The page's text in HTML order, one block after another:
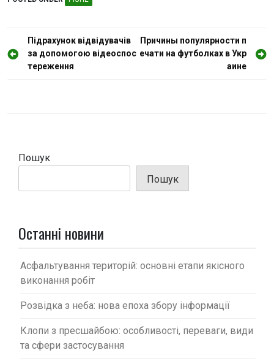
Н
а
Підрахунок відвідувачів
за допомогою відеоспос
тереження
Причины популярности п
ечати на футболках в Укр
аине
Пошук
Пошук
Останні новини
Асфальтування територій: основні етапи якісного
виконання робіт
Розвідка з неба: нова епоха збору інформації
Клопи з пресшайбою: особливості, переваги, види
та сфери застосування